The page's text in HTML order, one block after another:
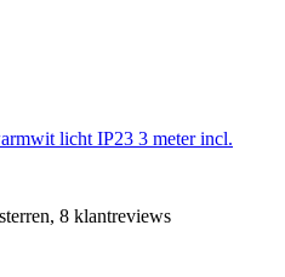
licht IP23 3 meter incl.
8 klantreviews